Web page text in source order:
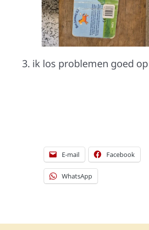
3. ik los problemen goed op
E-mail Facebook
WhatsApp